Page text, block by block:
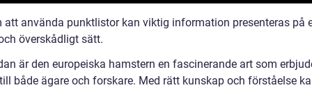
att använda punktlistor kan viktig information presenteras på
överskådligt sätt.
är den europeiska hamstern en fascinerande art som
både ägare och forskare. Med rätt kunskap och förståelse